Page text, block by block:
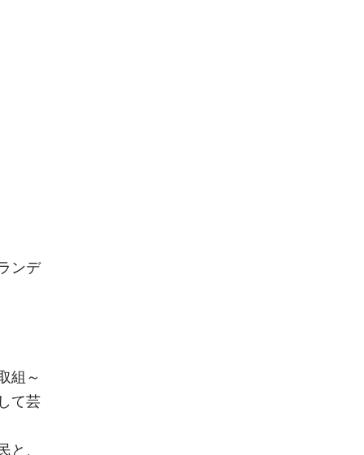
ンデ
組～
て芸
、